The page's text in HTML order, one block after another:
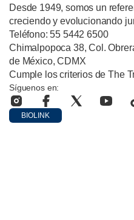
Desde 1949, somos un
creciendo y evolucionando
Teléfono: 55 5442 6500
Chimalpopoca 38, Col.
de México, CDMX
Cumple los criterios de The
Síguenos en:
BIOLINK